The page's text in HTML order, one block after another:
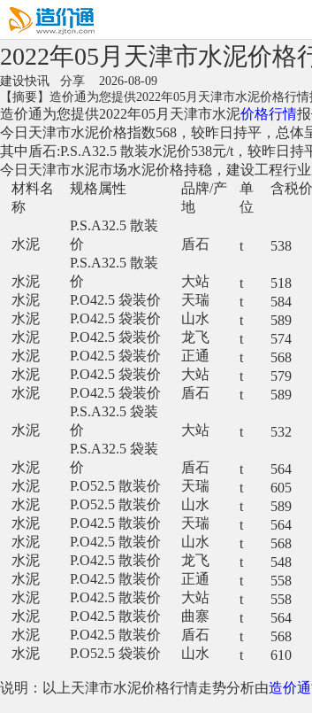
2022年05月天津市水泥价格
建设快讯 分享 2026-08-09
【摘要】造价通为您提供2022年05月天津市水泥价格行
造价通为您提供2022年05月天津市水泥价格行情
今日天津市水泥价格指数568，较昨日持平，总体
其中盾石:P.S.A32.5 散装水泥价538元/t，较昨日
今日天津市水泥市场水泥价格持稳，建设工程行
材料名
称
规格属性
品牌/产
地
单
位
含税价
水泥
P.S.A32.5 散装
价
盾石 t 538
水泥
P.S.A32.5 散装
价
大站 t 518
水泥
P.O42.5 袋装价 天瑞 t 584
水泥
P.O42.5 袋装价 山水 t 589
水泥
P.O42.5 袋装价 龙飞 t 574
水泥
P.O42.5 袋装价 正通 t 568
水泥
P.O42.5 袋装价 大站 t 579
水泥
P.O42.5 袋装价 盾石 t 589
水泥
P.S.A32.5 袋装
价
大站 t 532
水泥
P.S.A32.5 袋装
价
盾石 t 564
水泥
P.O52.5 散装价 天瑞 t 605
水泥
P.O52.5 散装价 山水 t 589
水泥
P.O42.5 散装价 天瑞 t 564
水泥
P.O42.5 散装价 山水 t 568
水泥
P.O42.5 散装价 龙飞 t 548
水泥
P.O42.5 散装价 正通 t 558
水泥
P.O42.5 散装价 大站 t 558
水泥
P.O42.5 散装价 曲寨 t 564
水泥
P.O42.5 散装价 盾石 t 568
水泥
P.O52.5 袋装价 山水 t 610
说明：以上天津市水泥价格行情走势分析由造价通